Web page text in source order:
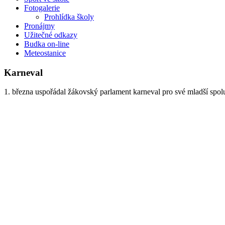
Fotogalerie
Prohlídka školy
Pronájmy
Užitečné odkazy
Budka on-line
Meteostanice
Karneval
1. března uspořádal žákovský parlament karneval pro své mladší